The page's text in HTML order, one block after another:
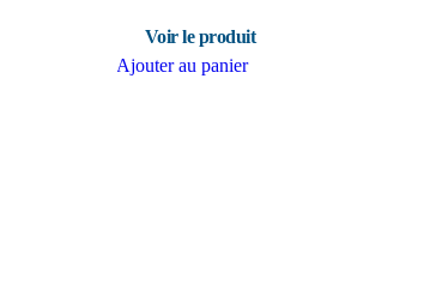
Ajouter au panier